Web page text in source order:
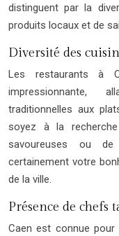
distinguent par la
produits locaux et de
Diversité des
Les restaurants à
impressionnante,
traditionnelles aux
soyez à la
savoureuses ou
certainement votre
de la ville.
Présence de chefs
Caen est connue